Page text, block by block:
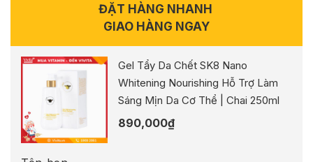
ĐẶT HÀNG NHANH
GIAO HÀNG NGAY
Gel Tẩy Da Chết SK8 Nano
Whitening Nourishing Hỗ Trợ Làm
Sáng Mịn Da Cơ Thể | Chai 250ml
890,000₫